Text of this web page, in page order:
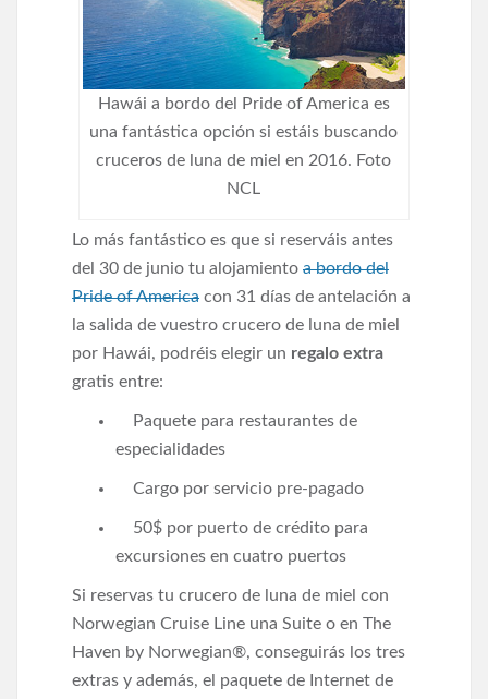
Hawái a bordo del Pride of America es
una fantástica opción si estáis buscando
cruceros de luna de miel en 2016. Foto
NCL
Lo más fantástico es que si reserváis antes
del 30 de junio tu alojamiento a bordo del
Pride of America con 31 días de antelación a
la salida de vuestro crucero de luna de miel
por Hawái, podréis elegir un regalo extra
gratis entre:
Paquete para restaurantes de
especialidades
Cargo por servicio pre-pagado
50$ por puerto de crédito para
excursiones en cuatro puertos
Si reservas tu crucero de luna de miel con
Norwegian Cruise Line una Suite o en The
Haven by Norwegian®, conseguirás los tres
extras y además, el paquete de Internet de